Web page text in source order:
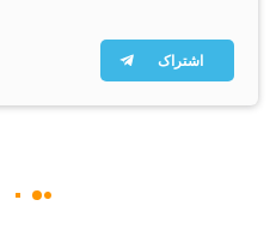
اشتراک